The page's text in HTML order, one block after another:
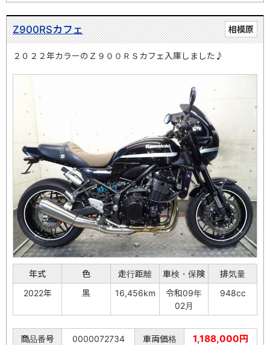
相模原
Z900RSカフェ
２０２２年カラーのＺ９００ＲＳカフェ入庫しました♪
年式 色 走行距離 車検・保険
排気量
2022年
黒 16,456km
令和09年
02月
948cc
商品番号 0000072734 車両価格 1,188,000円